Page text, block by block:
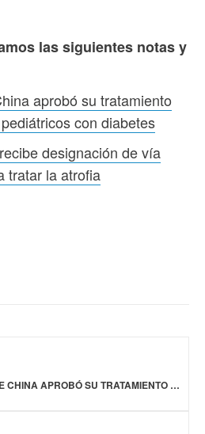
las siguientes notas y
aprobó su tratamiento
con diabetes
designación de vía
tratar la atrofia
SANOFI ANUNCIA QUE CHINA APROBÓ SU TRATAMIENTO TZIELD PARA ADULTOS Y PEDIÁTRICOS CON DIABETES